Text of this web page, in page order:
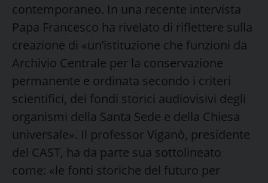
contemporaneo. In una recente intervista
Papa Francesco ha rivelato di riflettere sulla
creazione di «un’istituzione che funzioni da
Archivio Centrale per la conservazione
permanente e ordinata secondo i criteri
scientifici, dei fondi storici audiovisivi degli
organismi della Santa Sede e della Chiesa
universale». Il professor Viganò, presidente
del CAST, ha da parte sua sottolineato
come: «le fonti storiche del futuro per